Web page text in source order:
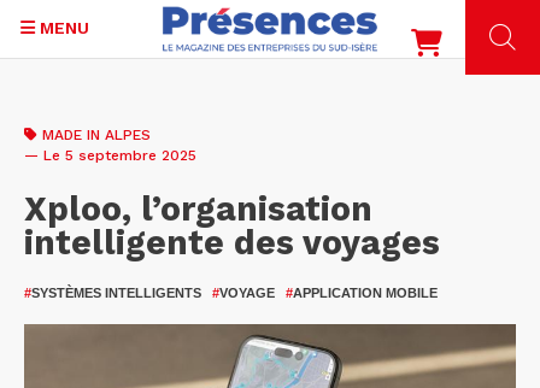
contenu
MENU
MADE IN ALPES
— Le 5 septembre 2025
Xploo, l’organisation
intelligente des voyages
#SYSTÈMES INTELLIGENTS #VOYAGE #APPLICATION MOBILE